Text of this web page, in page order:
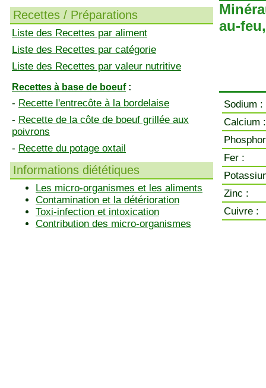
Recettes / Préparations
Liste des Recettes par aliment
Liste des Recettes par catégorie
Liste des Recettes par valeur nutritive
Recettes à base de boeuf:
- Recette l'entrecôte à la bordelaise
- Recette de la côte de boeuf grillée aux
poivrons
- Recette du potage oxtail
Informations diététiques
Les micro-organismes et les aliments
Contamination et la détérioration
Toxi-infection et intoxication
Contribution des micro-organismes
au-
Sodium :
Calcium :
Fer :
Zinc :
Cuivre :